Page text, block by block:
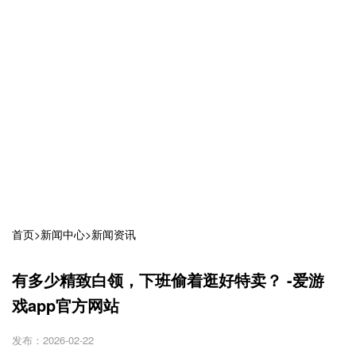
首页>新闻中心>新闻资讯
有多少精致白领，下班偷着逛好特卖？ -爱游
戏app官方网站
发布：2026-02-22